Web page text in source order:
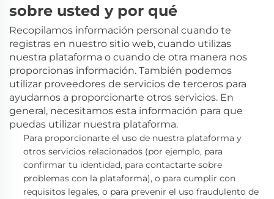
sobre usted y por qué
Recopilamos información personal cuando te
registras en nuestro sitio web, cuando utilizas
nuestra plataforma o cuando de otra manera nos
proporcionas información. También podemos
utilizar proveedores de servicios de terceros para
ayudarnos a proporcionarte otros servicios. En
general, necesitamos esta información para que
puedas utilizar nuestra plataforma.
Para proporcionarte el uso de nuestra plataforma y
otros servicios relacionados (por ejemplo, para
confirmar tu identidad, para contactarte sobre
problemas con la plataforma), o para cumplir con
requisitos legales, o para prevenir el uso fraudulento de